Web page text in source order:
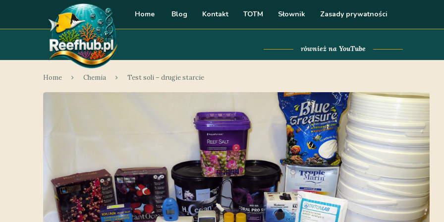
Home Blog Kontakt TOTM Słownik Zasady prywatności
również na YouTube
Home Chemia Test soli – drugie starcie